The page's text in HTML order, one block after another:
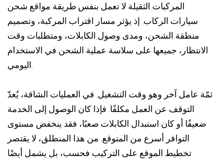
المركبات الثقيلة لا تعمل بنفس طريقة مواقع شحن
سيارات الركاب. إذ يؤثر مسار اقتراب المركبة، وتصميم
منطقة الشحن، ومدى وصول الكابلات، ومتطلبات وقت
الانتظار، جميعها على سلاسة عملية الشحن في الاستخدام
ثمّة عامل آخر وهو وقت التشغيل. في العمليات الشاقة، يُعدّ
التوقف عن العمل مكلفًا. فإذا كان الوصول إلى الخدمة
ضعيفًا أو كان استبدال الكابلات صعبًا، فقد ينخفض ​​مستوى
التوافر أسرع من المتوقع. من هذا المنطلق، لا يقتصر
تخطيط الموقع على التركيب فحسب، بل يشمل أيضًا